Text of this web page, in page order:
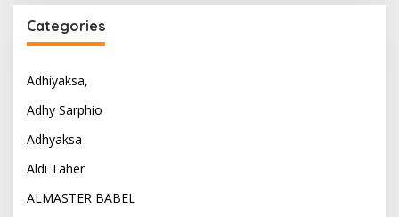
Categories
Adhiyaksa,
Adhy Sarphio
Adhyaksa
Aldi Taher
ALMASTER BABEL